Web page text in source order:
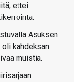
ettei
Asuksen
oli kahdeksan
muistia.